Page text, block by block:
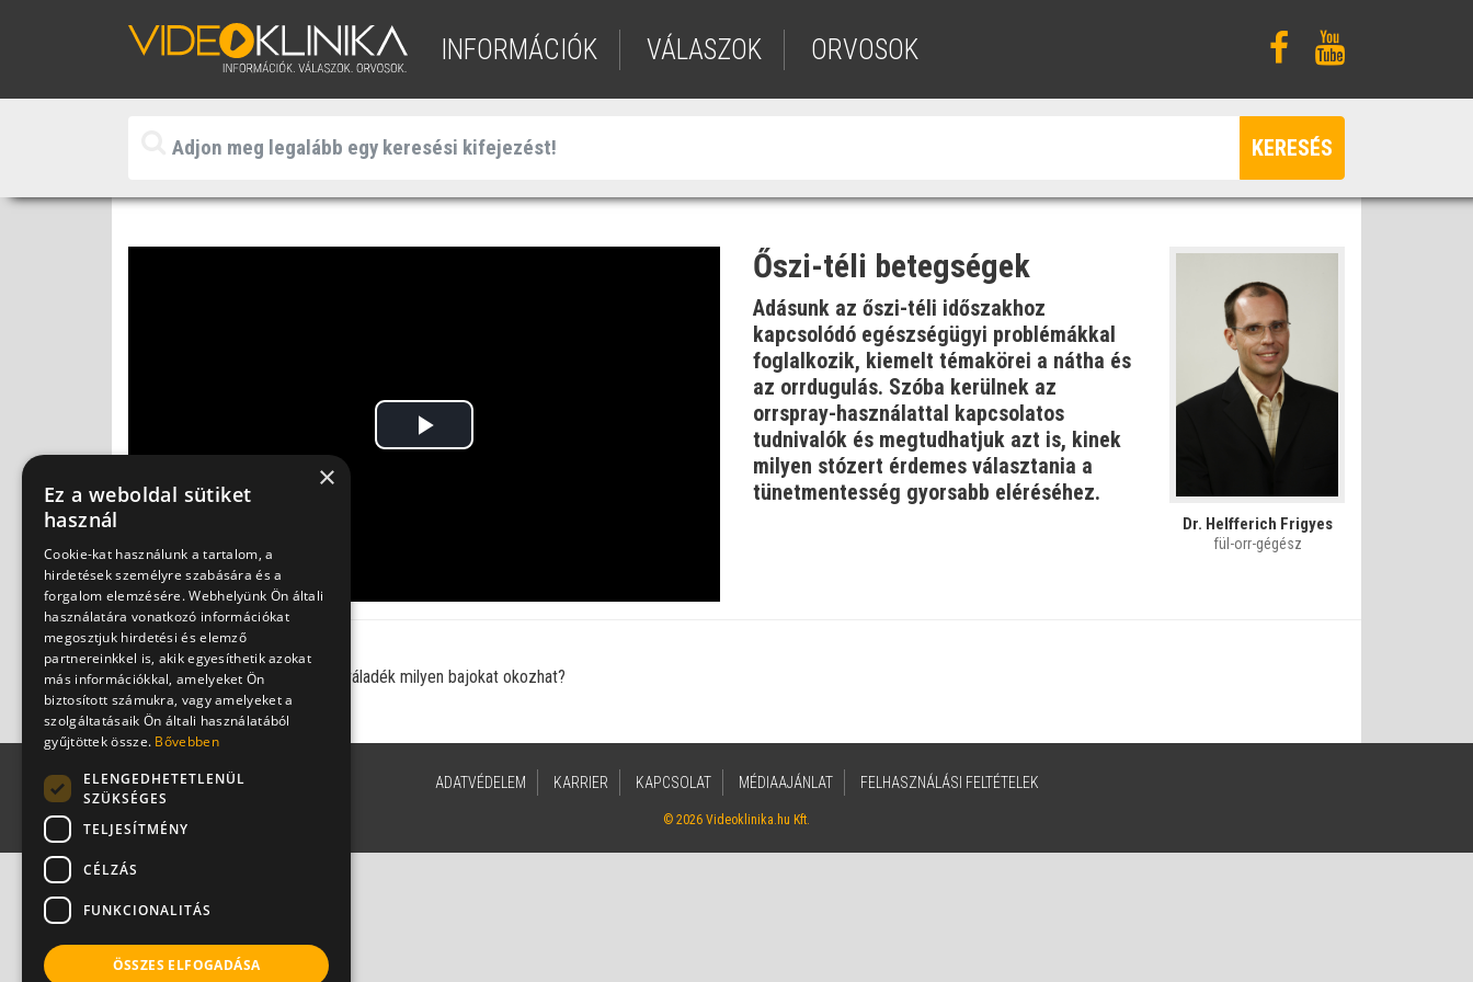
INFORMÁCIÓK VÁLASZOK ORVOSOK
KERESÉS
Play
Őszi-téli betegségek
Adásunk az őszi-téli időszakhoz
kapcsolódó egészségügyi problémákkal
foglalkozik, kiemelt témakörei a nátha és
az orrdugulás. Szóba kerülnek az
orrspray-használattal kapcsolatos
tudnivalók és megtudhatjuk azt is, kinek
milyen stózert érdemes választania a
tünetmentesség gyorsabb eléréséhez.
Dr. Helfferich Frigyes
fül-orr-gégész
Aktuális kérdés:
A szipogás során visszaszívott váladék milyen bajokat okozhat?
ADATVÉDELEM KARRIER KAPCSOLAT MÉDIAAJÁNLAT FELHASZNÁLÁSI FELTÉTELEK
© 2026 Videoklinika.hu Kft.
×
Ez a weboldal sütiket
használ
Cookie-kat használunk a tartalom, a
hirdetések személyre szabására és a
forgalom elemzésére. Webhelyünk Ön általi
használatára vonatkozó információkat
megosztjuk hirdetési és elemző
partnereinkkel is, akik egyesíthetik azokat
más információkkal, amelyeket Ön
biztosított számukra, vagy amelyeket a
szolgáltatásaik Ön általi használatából
gyűjtöttek össze. Bővebben
ELENGEDHETETLENÜL
SZÜKSÉGES
TELJESÍTMÉNY
CÉLZÁS
FUNKCIONALITÁS
ÖSSZES ELFOGADÁSA